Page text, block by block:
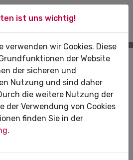
für Sachsen-
geht in
ist uns wichtig!
verwenden wir Cookies. Diese
der Website
der sicheren und
Nutzung und sind daher
die weitere Nutzung der
der Verwendung von Cookies
finden Sie in der
.